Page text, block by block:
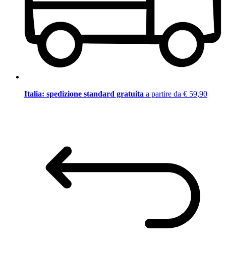
Italia: spedizione standard gratuita a partire da € 59,90